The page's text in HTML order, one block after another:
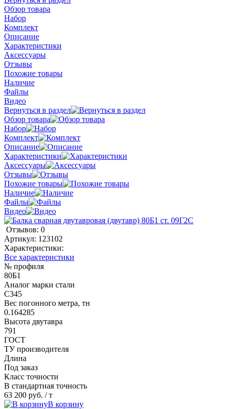
Обзор товара
Набор
Комплект
Описание
Характеристики
Аксессуары
Отзывы
Похожие товары
Наличие
Файлы
Видео
Вернуться в раздел
Обзор товара
Набор
Комплект
Описание
Характеристики
Аксессуары
Отзывы
Похожие товары
Наличие
Файлы
Видео
Отзывов: 0
Артикул: 123102
Характеристики:
Все характеристики
№ профиля
80Б1
Аналог марки стали
С345
Вес погонного метра, тн
0.164285
Высота двутавра
791
ГОСТ
ТУ производителя
Длина
Под заказ
Класс точности
В стандартная точность
63 200 руб. / т
В корзину